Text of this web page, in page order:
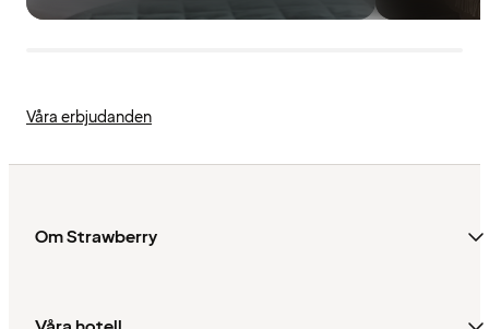
Våra erbjudanden
Om Strawberry